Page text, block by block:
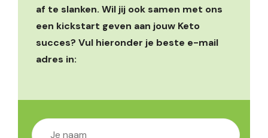
af te slanken. Wil jij ook samen met ons
een kickstart geven aan jouw Keto
succes? Vul hieronder je beste e-mail
adres in: